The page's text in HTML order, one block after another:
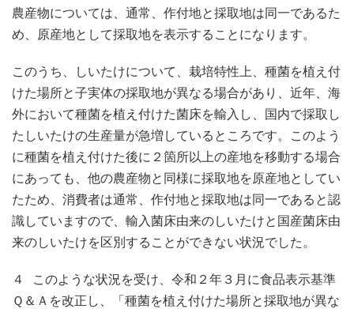
農産物については、通常、作付地と採取地は同一であるた
め、原産地として採取地を表示することになります。
このうち、しいたけについて、栽培特性上、種菌を植え付
けた場所と子実体の採取地が異なる場合があり、近年、海
外において種菌を植え付けた菌床を輸入し、国内で採取し
たしいたけの生産量が急増しているところです。このよう
に種菌を植え付けた後に２箇所以上の産地を移動する場合
にあっても、他の農産物と同様に採取地を原産地としてい
たため、消費者は通常、作付地と採取地は同一であると認
識していますので、輸入菌床由来のしいたけと国産菌床由
来のしいたけを区別することができない状況でした。
４ このような状況を受け、令和２年３月に食品表示基準
Ｑ＆Ａを改正し、「種菌を植え付けた場所と採取地が異な